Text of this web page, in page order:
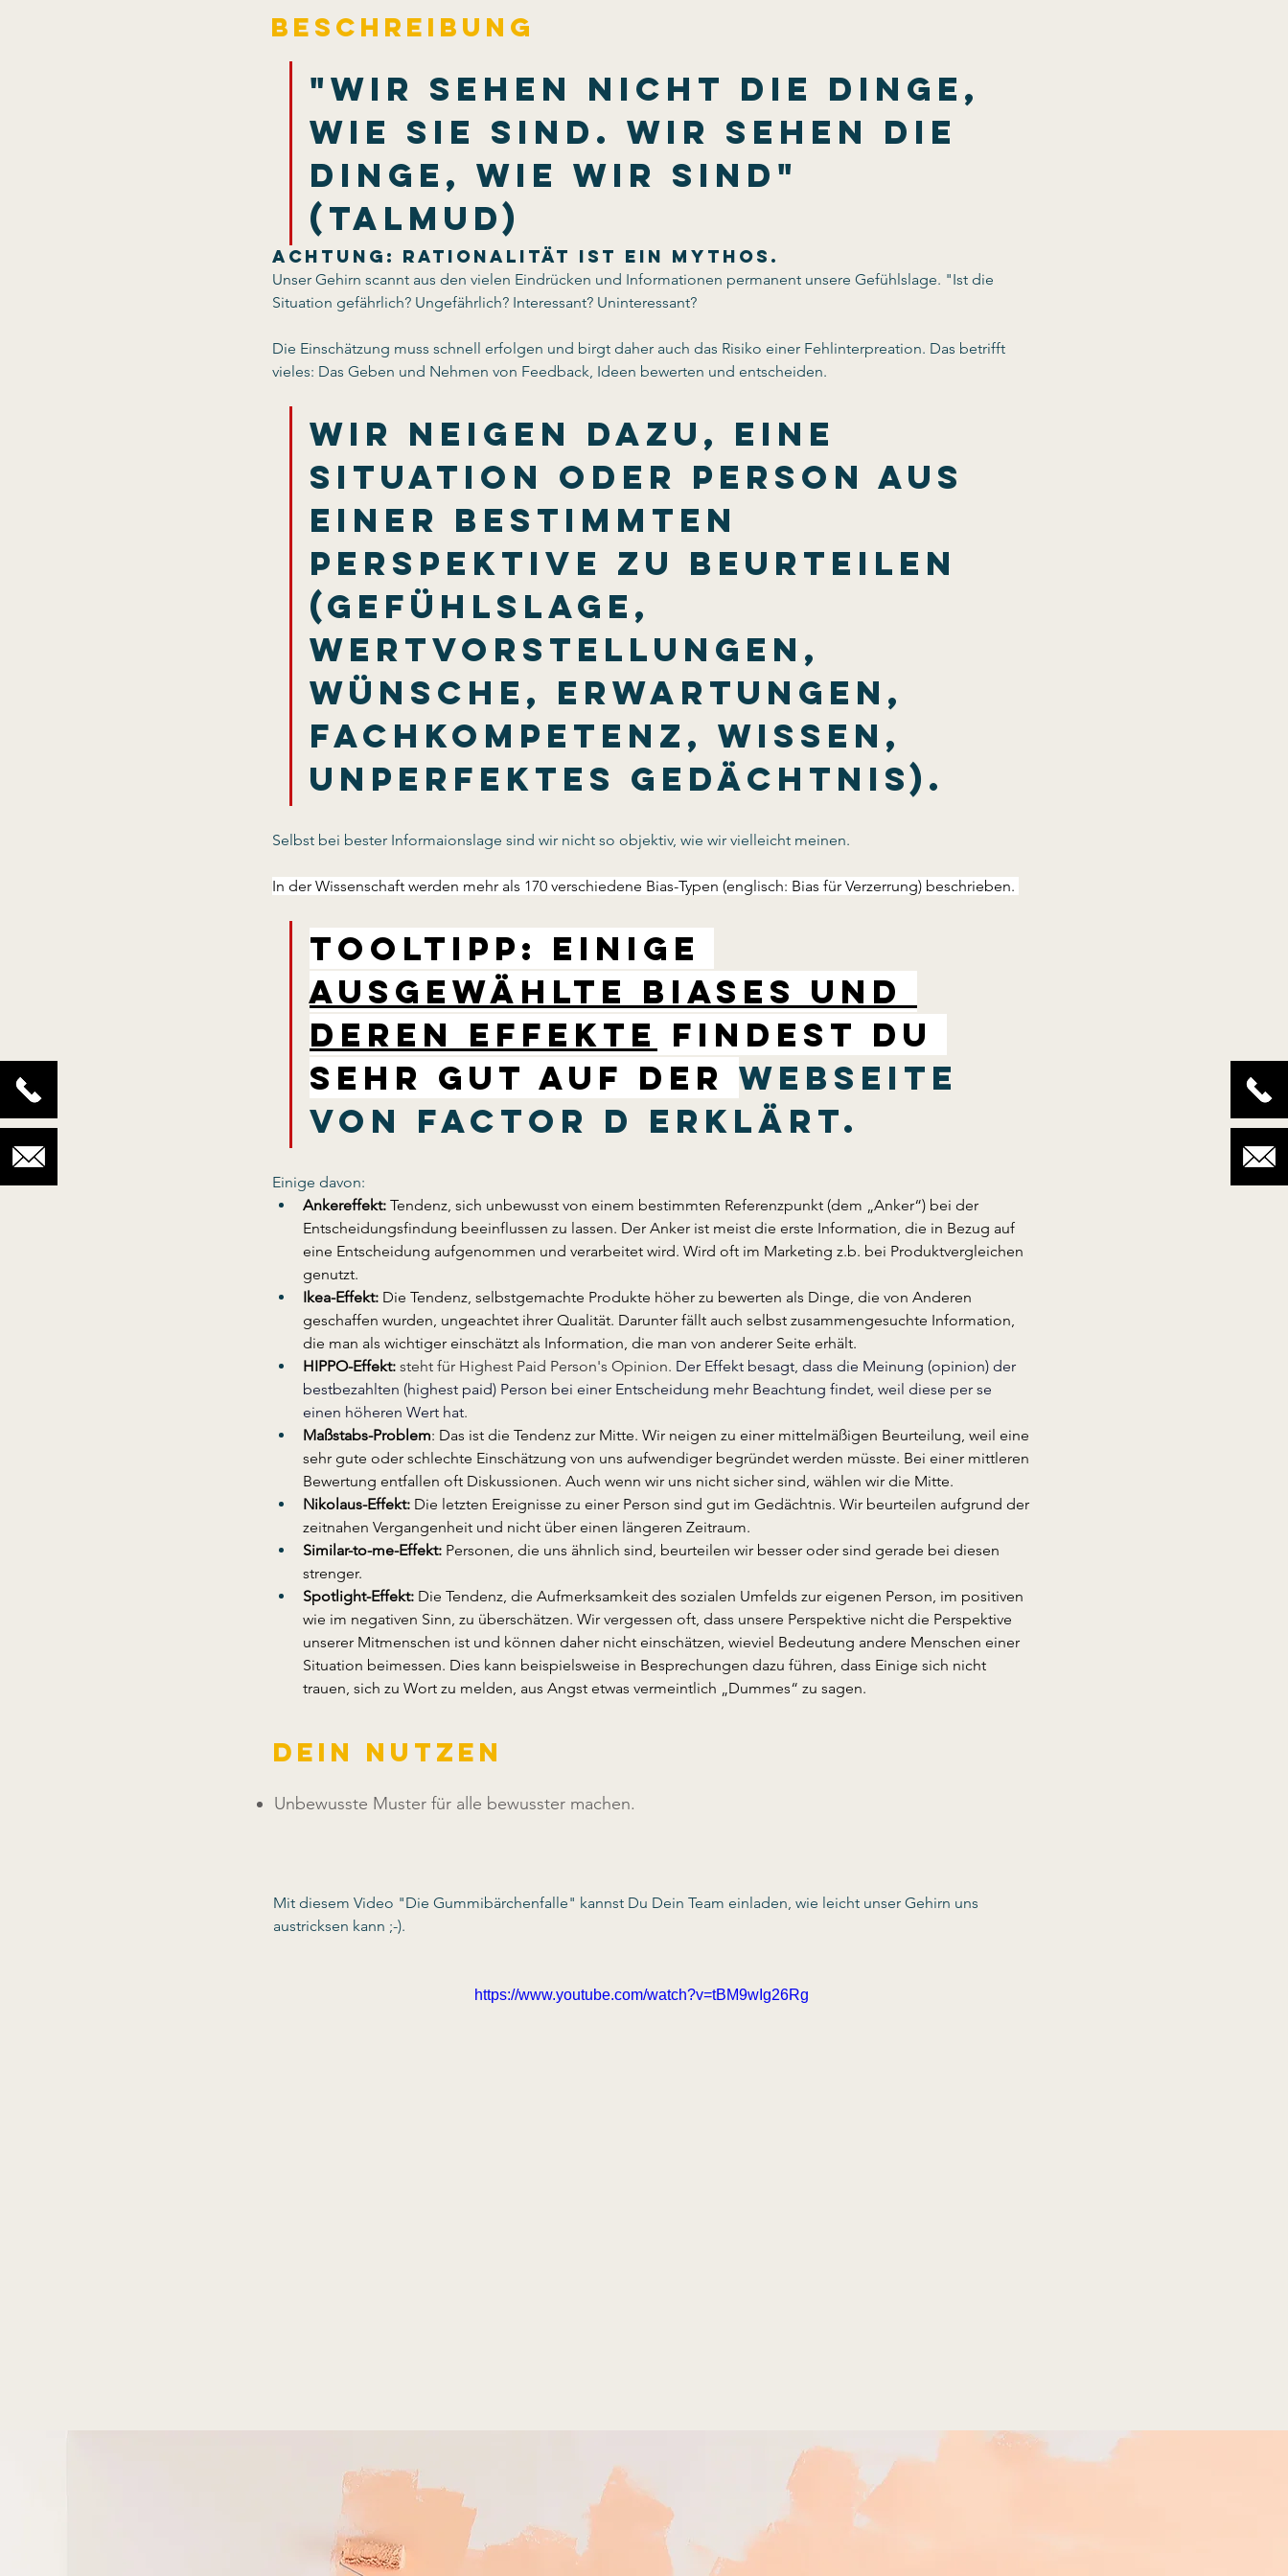
Beschreibung
"Wir sehen nicht die Dinge,
wie sie sind. Wir sehen die
Dinge, wie WIR sind"
(Talmud)
Achtung: Rationalität ist ein Mythos.
Unser Gehirn scannt aus den vielen Eindrücken und Informationen permanent unsere Gefühlslage. "Ist die
Situation gefährlich? Ungefährlich? Interessant? Uninteressant?
Die Einschätzung muss schnell erfolgen und birgt daher auch das Risiko einer Fehlinterpreation. Das betrifft
vieles: Das Geben und Nehmen von Feedback, Ideen bewerten und entscheiden.
Wir neigen dazu, eine
Situation oder Person aus
einer bestimmten
Perspektive zu beurteilen
(Gefühlslage,
Wertvorstellungen,
Wünsche, Erwartungen,
Fachkompetenz, Wissen,
unperfektes Gedächtnis).
Selbst bei bester Informaionslage sind wir nicht so objektiv, wie wir vielleicht meinen.
In der Wissenschaft werden mehr als 170 verschiedene Bias-Typen (englisch: Bias für Verzerrung) beschrieben.
Tooltipp: Einige
ausgewählte Biases und
deren Effekte findest Du
sehr gut auf der Webseite
von Factor D erklärt.
Einige davon:
Ankereffekt: Tendenz, sich unbewusst von einem bestimmten Referenzpunkt (dem „Anker“) bei der
Entscheidungsfindung beeinflussen zu lassen. Der Anker ist meist die erste Information, die in Bezug auf
eine Entscheidung aufgenommen und verarbeitet wird. Wird oft im Marketing z.b. bei Produktvergleichen
genutzt.
Ikea-Effekt: Die Tendenz, selbstgemachte Produkte höher zu bewerten als Dinge, die von Anderen
geschaffen wurden, ungeachtet ihrer Qualität. Darunter fällt auch selbst zusammengesuchte Information,
die man als wichtiger einschätzt als Information, die man von anderer Seite erhält.
HIPPO-Effekt: steht für Highest Paid Person's Opinion. Der Effekt besagt, dass die Meinung (opinion) der
bestbezahlten (highest paid) Person bei einer Entscheidung mehr Beachtung findet, weil diese per se
einen höheren Wert hat.
Maßstabs-Problem: Das ist die Tendenz zur Mitte. Wir neigen zu einer mittelmäßigen Beurteilung, weil eine
sehr gute oder schlechte Einschätzung von uns aufwendiger begründet werden müsste. Bei einer mittleren
Bewertung entfallen oft Diskussionen. Auch wenn wir uns nicht sicher sind, wählen wir die Mitte.
Nikolaus-Effekt: Die letzten Ereignisse zu einer Person sind gut im Gedächtnis. Wir beurteilen aufgrund der
zeitnahen Vergangenheit und nicht über einen längeren Zeitraum.
Similar-to-me-Effekt: Personen, die uns ähnlich sind, beurteilen wir besser oder sind gerade bei diesen
strenger.
Spotlight-Effekt: Die Tendenz, die Aufmerksamkeit des sozialen Umfelds zur eigenen Person, im positiven
wie im negativen Sinn, zu überschätzen. Wir vergessen oft, dass unsere Perspektive nicht die Perspektive
unserer Mitmenschen ist und können daher nicht einschätzen, wieviel Bedeutung andere Menschen einer
Situation beimessen. Dies kann beispielsweise in Besprechungen dazu führen, dass Einige sich nicht
trauen, sich zu Wort zu melden, aus Angst etwas vermeintlich „Dummes“ zu sagen.
Dein Nutzen
Unbewusste Muster für alle bewusster machen.
Mit diesem Video "Die Gummibärchenfalle" kannst Du Dein Team einladen, wie leicht unser Gehirn uns
austricksen kann ;-).
https://www.youtube.com/watch?v=tBM9wIg26Rg